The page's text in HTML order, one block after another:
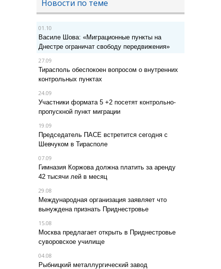
Новости по теме
01.10
Василе Шова: «Миграционные пункты на
Днестре ограничат свободу передвижения»
27.09
Тирасполь обеспокоен вопросом о внутренних
контрольных пунктах
24.09
Участники формата 5 +2 посетят контрольно-
пропускной пункт миграции
19.09
Председатель ПАСЕ встретится сегодня с
Шевчуком в Тирасполе
07.09
Гимназия Коржова должна платить за аренду
42 тысячи лей в месяц
29.08
Международная организация заявляет что
вынуждена признать Приднестровье
15.08
Москва предлагает открыть в Приднестровье
суворовское училище
04.08
Рыбницкий металлургический завод